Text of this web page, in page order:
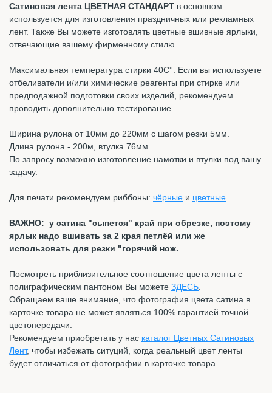
Сатиновая лента ЦВЕТНАЯ СТАНДАРТ в основном
используется для изготовления праздничных или рекламных
лент. Также Вы можете изготовлять цветные вшивные ярлыки,
отвечающие вашему фирменному стилю.
Максимальная температура стирки 40С°. Если вы используете
отбеливатели и/или химические реагенты при стирке или
предподажной подготовки своих изделий, рекомендуем
проводить дополнительно тестирование.
Ширина рулона от 10мм до 220мм с шагом резки 5мм.
Длина рулона - 200м, втулка 76мм.
По запросу возможно изготовление намотки и втулки под вашу
задачу.
Для печати рекомендуем риббоны: чёрные и цветные.
ВАЖНО: у сатина "сыпется" край при обрезке, поэтому
ярлык надо вшивать за 2 края петлёй или же
использовать для резки "горячий нож.
Посмотреть приблизительное соотношение цвета ленты с
полиграфическим пантоном Вы можете ЗДЕСЬ.
Обращаем ваше внимание, что фотография цвета сатина в
карточке товара не может являться 100% гарантией точной
цветопередачи.
Рекомендуем приобретать у нас каталог Цветных Сатиновых
Лент, чтобы избежать ситуций, когда реальный цвет ленты
будет отличаться от фотографии в карточке товара.